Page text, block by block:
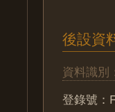
後設資
資料識別
登錄號：